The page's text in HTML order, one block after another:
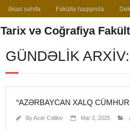
Əsas səhifə Fakültə haqqında
Tarix və Coğrafiya
GÜNDƏLIK
“AZƏRBAYCAN XALQ
ByAzər Cəlilov Mar 2, 2025